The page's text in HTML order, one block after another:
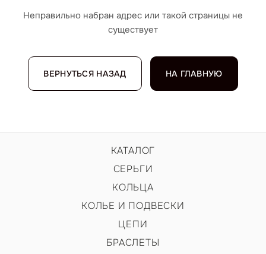
Неправильно набран адрес или такой страницы не
существует
ВЕРНУТЬСЯ НАЗАД НА ГЛАВНУЮ
КАТАЛОГ
СЕРЬГИ
КОЛЬЦА
КОЛЬЕ И ПОДВЕСКИ
ЦЕПИ
БРАСЛЕТЫ